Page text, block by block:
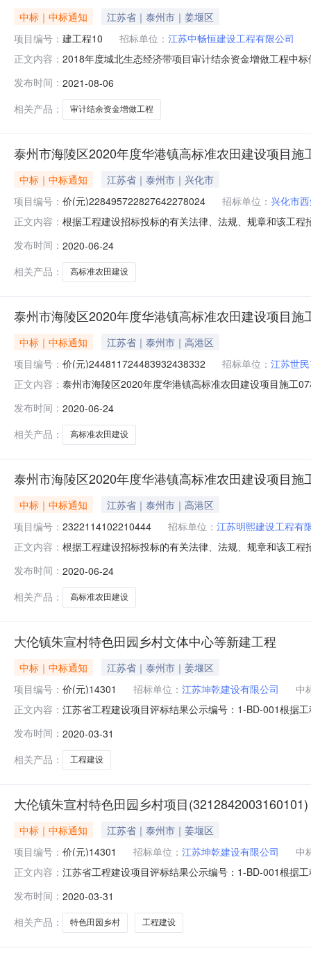
中标｜中标通知
江苏省｜泰州市｜姜堰区
项目编号： 建工程10 招标单位： 江苏中畅恒建设工程有限公司
正文内容： 2018年度城北生态经济带项目审计结余资金增做工程中
设工程有限公司江苏泰亚建设工程有限公司江苏品源建
（包含项目名
发布时间： 2021-08-06
相关产品：
审计结余资金增做工程
泰州市海陵区2020年度华港镇高标准农田建设项目施
中标｜中标通知
江苏省｜泰州市｜兴化市
项目编号： 价(元)228495722827642278024 招标单位： 兴化市
正文内容： 根据工程建设招标投标的有关法律、法规、规章和该工
公司江苏锦喆建设工程有限公司投标报价(元
项(包含项目名称
发布时间： 2020-06-24
相关产品：
高标准农田建设
泰州市海陵区2020年度华港镇高标准农田建设项目施
中标｜中标通知
江苏省｜泰州市｜高港区
项目编号： 价(元)244811724483932438332 招标单位： 江苏世
正文内容： 泰州市海陵区2020年度华港镇高标准农田建设项目施工
候选人投标人名称江苏世民市政工程建设有限公司江苏
建海投标人业
发布时间： 2020-06-24
相关产品：
高标准农田建设
泰州市海陵区2020年度华港镇高标准农田建设项目施
中标｜中标通知
江苏省｜泰州市｜高港区
项目编号： 2322114102210444 招标单位： 江苏明熙建设工程有
正文内容： 根据工程建设招标投标的有关法律、法规、规章和该工
苏驰晟建设工程有限公司投标报价(元
项目名称、
发布时间： 2020-06-24
相关产品：
高标准农田建设
大伦镇朱宣村特色田园乡村文体中心等新建工程
中标｜中标通知
江苏省｜泰州市｜姜堰区
项目编号： 价(元)14301 招标单位： 江苏坤乾建设有限公司
中
正文内容： 江苏省工程建设项目评标结果公示编号：1-BD-001根据
(元)1430191.881434093.761443486.85项目负责人王琦
间中标金额单
发布时间： 2020-03-31
相关产品：
工程建设
大伦镇朱宣村特色田园乡村项目(3212842003160101)
中标｜中标通知
江苏省｜泰州市｜姜堰区
项目编号： 价(元)14301 招标单位： 江苏坤乾建设有限公司
中
正文内容： 江苏省工程建设项目评标结果公示编号：1-BD-001根据
(元)1430191.881434093.761443486.85项目负责人王琦
间中标金额单
发布时间： 2020-03-31
相关产品：
特色田园乡村 工程建设